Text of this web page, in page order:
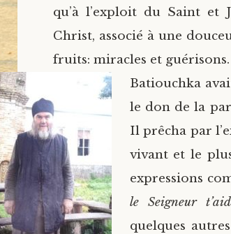
qu’à l’exploit du Saint et
Christ, associé à une
fruits: miracles et guérisons.
Batiouchka
le don de la
Il prêcha par
vivant et le
expressions
le Seigneur
quelques